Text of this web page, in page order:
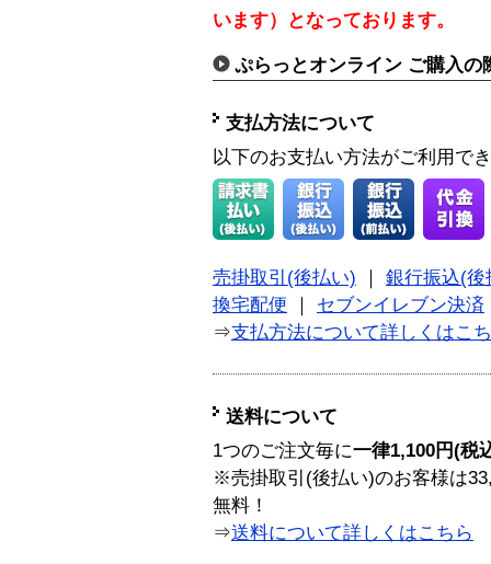
います）となっております。
ぷらっとオンライン ご購入の
支払方法について
以下のお支払い方法がご利用で
売掛取引(後払い)
銀行振込(後
換宅配便
セブンイレブン決済
⇒支払方法について詳しくはこ
送料について
1つのご注文毎に一律1,100円(税
※売掛取引(後払い)のお客様は
無料！
⇒送料について詳しくはこちら